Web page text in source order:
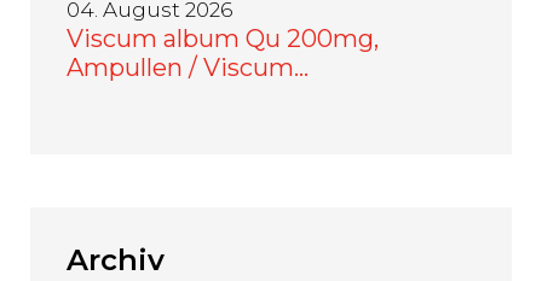
04. August 2026
Viscum album Qu 200mg,
Ampullen / Viscum…
Archiv